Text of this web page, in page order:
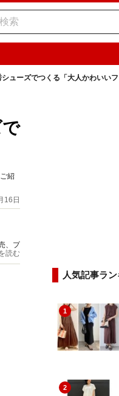
ューズでつくる「大人かわいい
紹
16日
、プ
ら
読む
人気記事ラ
1
2